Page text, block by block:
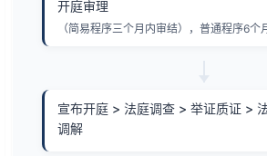
开庭审理
（简易程序三个月内审结），普通程序6个
宣布开庭 > 法庭调查 > 举证质证 >
调解